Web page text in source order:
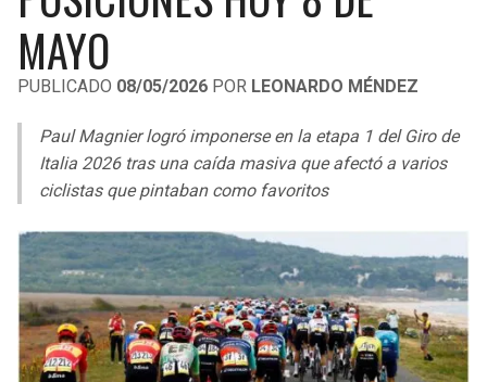
LIGA DE EXPANSIÓN MX
LEAGUES CUP
UEFA EUROPA LEAGUE
UEFA CONFERENCE LEAGUE
COPA LIBERTADORES
COPA SUDAMERICANA
LIGA BETPLAY
OTRAS LIGAS
RAIDERS
RAVENS
BROWNS
STEELERS
CAVALIERS
PACERS
HAWKS
HORNETS
MAYO
PUBLICADO 08/05/2026 POR LEONARDO MÉNDEZ
Paul Magnier logró imponerse en la etapa 1 del Giro de
Italia 2026 tras una caída masiva que afectó a varios
ciclistas que pintaban como favoritos